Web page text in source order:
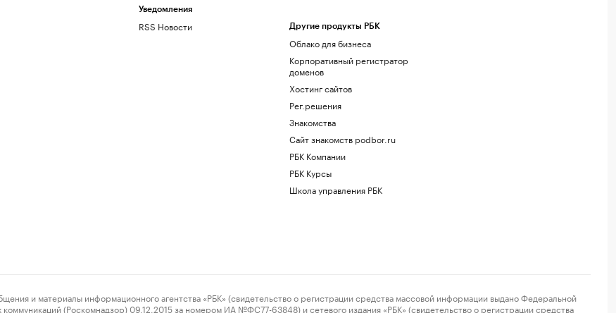
Уведомления
RSS Новости Другие продукты РБК
Облако для бизнеса
Корпоративный регистратор
доменов
Хостинг сайтов
Рег.решения
Знакомства
Сайт знакомств podbor.ru
РБК Компании
РБК Курсы
Школа управления РБК
материалы информационного агентства «РБК» (свидетельство о регистрации средства массовой информации выдано Федеральной
(Роскомнадзор) 09.12.2015 за номером ИА №ФС77-63848) и сетевого издания «РБК» (свидетельство о регистрации средства